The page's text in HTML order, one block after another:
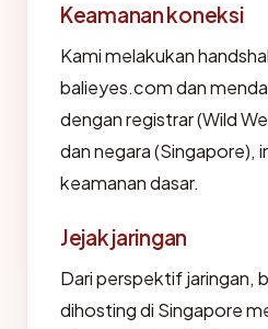
Keamanan koneksi
Kami melakukan
balieyes.com dan
dengan registrar (Wild
dan negara (Singapore),
keamanan dasar.
Jejak jaringan
Dari perspektif jaringan,
dihosting di Singapore